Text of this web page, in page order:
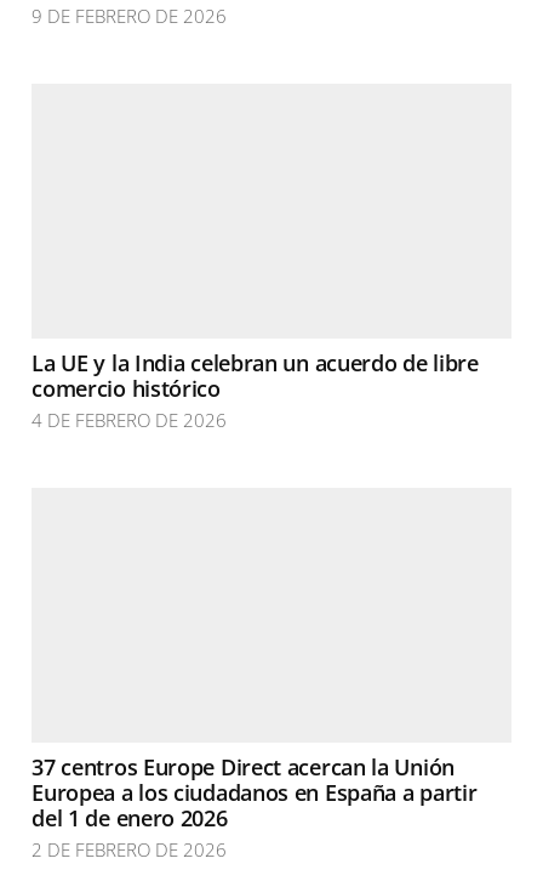
9 DE FEBRERO DE 2026
La UE y la India celebran un acuerdo de libre
comercio histórico
4 DE FEBRERO DE 2026
37 centros Europe Direct acercan la Unión
Europea a los ciudadanos en España a partir
del 1 de enero 2026
2 DE FEBRERO DE 2026